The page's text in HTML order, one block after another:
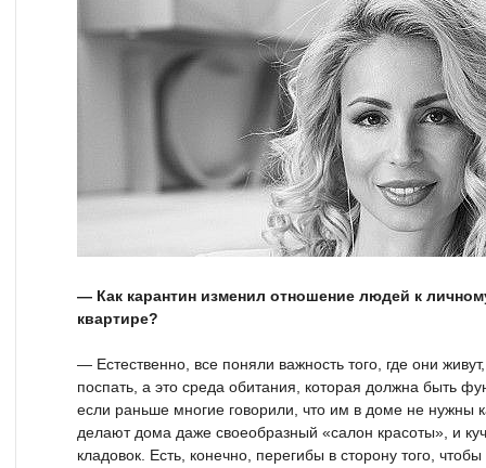
— Как карантин изменил отношение людей к
квартире?
— Естественно, все поняли важность того, где они
поспать, а это среда обитания, которая должна быть
если раньше многие говорили, что им в доме не нужны
делают дома даже своеобразный «салон красоты», и
кладовок. Есть, конечно, перегибы в сторону того,